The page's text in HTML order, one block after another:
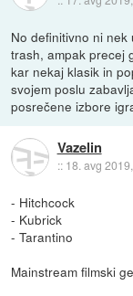
No definitivno ni
trash, ampak precej
kar nekaj klasik in
svojem poslu
posrečene izbore
Vazelin
:: 18. avg
- Hitchcock
- Kubrick
- Tarantino
Mainstream filmski